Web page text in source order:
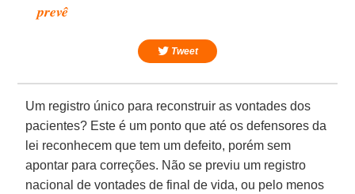
prevê
Tweet
Um registro único para reconstruir as vontades dos
pacientes? Este é um ponto que até os defensores da
lei reconhecem que tem um defeito, porém sem
apontar para correções. Não se previu um registro
nacional de vontades de final de vida, ou pelo menos